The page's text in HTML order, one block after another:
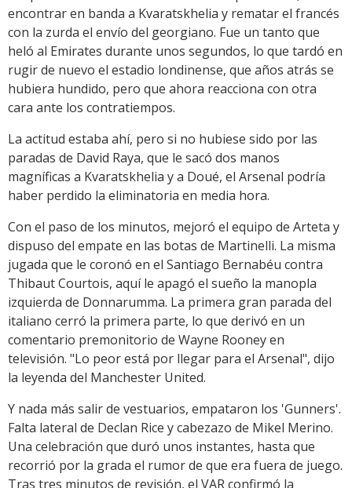
encontrar en banda a Kvaratskhelia y rematar el francés
con la zurda el envío del georgiano. Fue un tanto que
heló al Emirates durante unos segundos, lo que tardó en
rugir de nuevo el estadio londinense, que años atrás se
hubiera hundido, pero que ahora reacciona con otra
cara ante los contratiempos.
La actitud estaba ahí, pero si no hubiese sido por las
paradas de David Raya, que le sacó dos manos
magníficas a Kvaratskhelia y a Doué, el Arsenal podría
haber perdido la eliminatoria en media hora.
Con el paso de los minutos, mejoró el equipo de Arteta y
dispuso del empate en las botas de Martinelli. La misma
jugada que le coronó en el Santiago Bernabéu contra
Thibaut Courtois, aquí le apagó el sueño la manopla
izquierda de Donnarumma. La primera gran parada del
italiano cerró la primera parte, lo que derivó en un
comentario premonitorio de Wayne Rooney en
televisión. "Lo peor está por llegar para el Arsenal", dijo
la leyenda del Manchester United.
Y nada más salir de vestuarios, empataron los 'Gunners'.
Falta lateral de Declan Rice y cabezazo de Mikel Merino.
Una celebración que duró unos instantes, hasta que
recorrió por la grada el rumor de que era fuera de juego.
Tras tres minutos de revisión, el VAR confirmó la